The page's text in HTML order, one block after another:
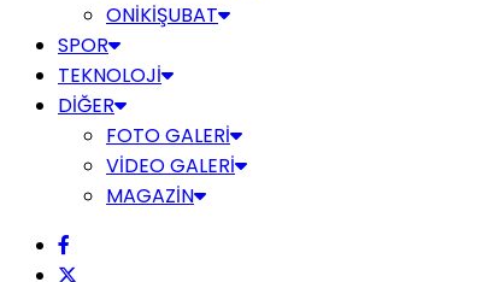
ONİKİŞUBAT
SPOR
TEKNOLOJİ
DİĞER
FOTO GALERİ
VİDEO GALERİ
MAGAZİN